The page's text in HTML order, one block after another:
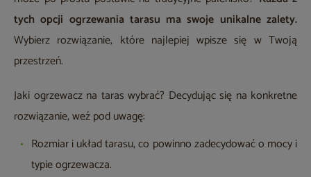
tych opcji ogrzewania tarasu ma swoje unikalne zalety.
Wybierz rozwiązanie, które najlepiej wpisze się w Twoją
przestrzeń.
Jaki ogrzewacz na taras wybrać? Decydując się na konkretne
rozwiązanie, weź pod uwagę:
Rozmiar i układ tarasu, co powinno zadecydować o mocy i
typie ogrzewacza.